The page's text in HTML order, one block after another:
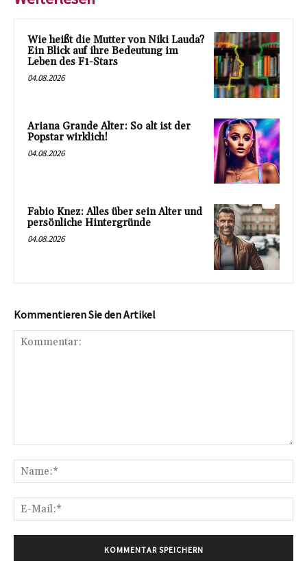
Wie heißt die Mutter von Niki Lauda?
Ein Blick auf ihre Bedeutung im
Leben des F1-Stars
04.08.2026
Ariana Grande Alter: So alt ist der
Popstar wirklich!
04.08.2026
Fabio Knez: Alles über sein Alter und
persönliche Hintergründe
04.08.2026
Kommentieren Sie den Artikel